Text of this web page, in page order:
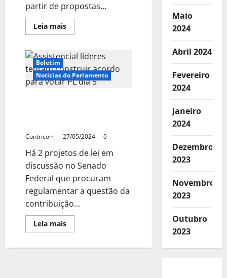
partir de propostas...
Leia maisLeia
mais
pode
votar
em
2025
ampliação
Boletim
Notícias do Parlamento
Contricom 27/05/2024 0
Há 2 projetos de lei em
discussão no Senado
Federal que procuram
regulamentar a questão da
contribuição...
Leia maisLeia
mais
líderes
Maio
2024
Abril 2024
Fevereiro
2024
Janeiro
2024
Dezembro
2023
Novembro
2023
Outubro
2023